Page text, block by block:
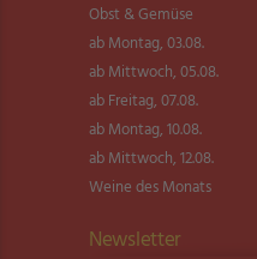
Obst & Gemüse
ab Montag, 03.08.
ab Mittwoch, 05.08.
ab Freitag, 07.08.
ab Montag, 10.08.
ab Mittwoch, 12.08.
Weine des Monats
Newsletter